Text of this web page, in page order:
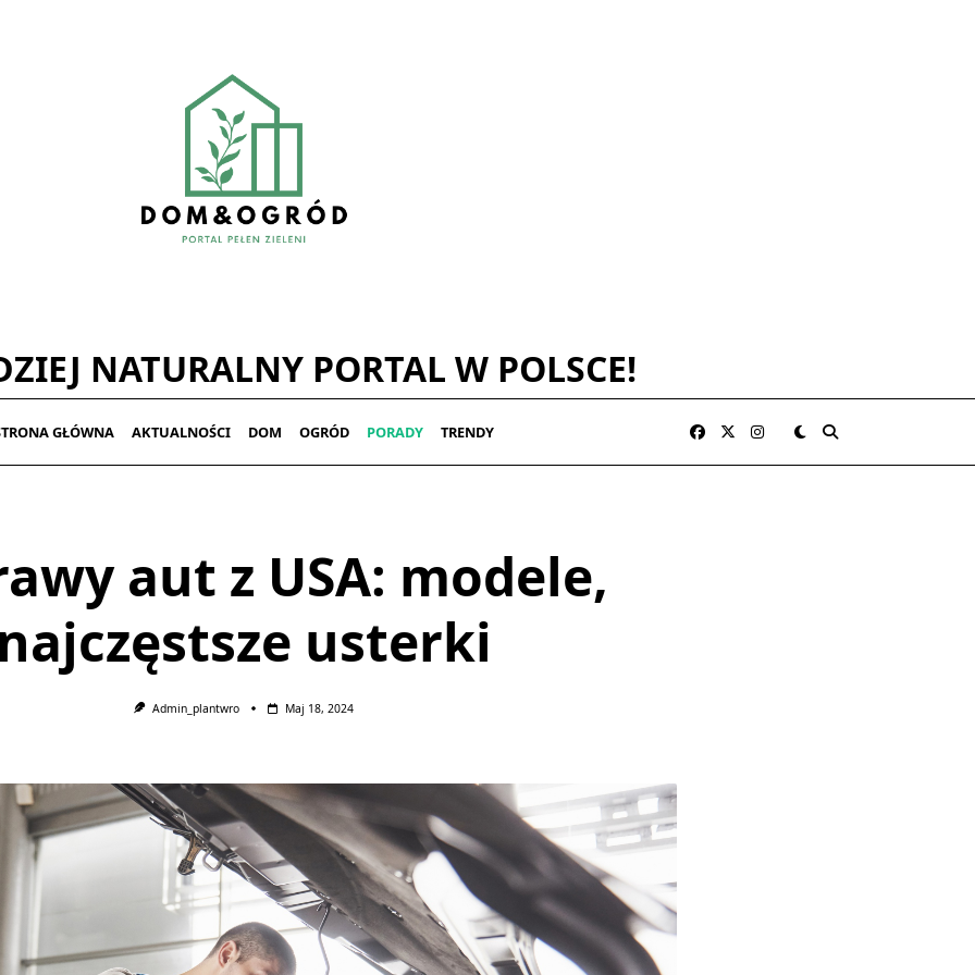
NATURALNY PORTAL W POLSCE!
GŁÓWNA AKTUALNOŚCI DOM OGRÓD PORADY TRENDY
aut z USA: modele,
usterki
Admin_plantwro Maj 18, 2024